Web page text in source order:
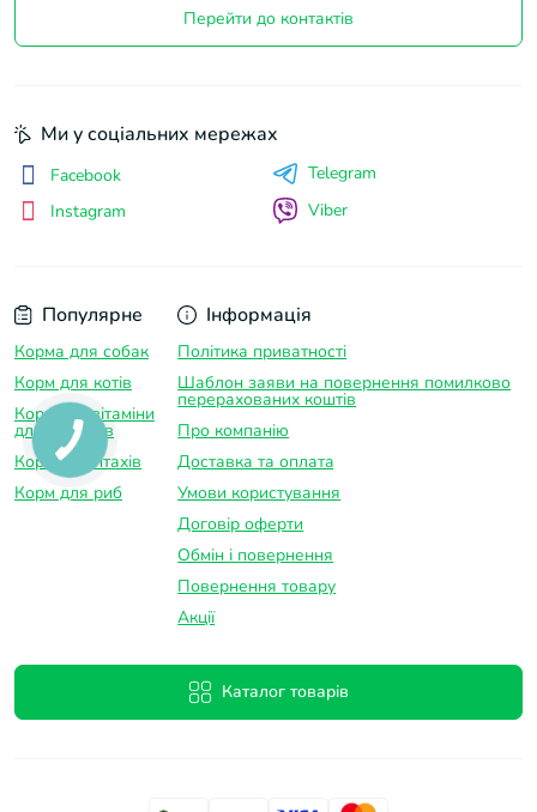
Перейти до контактів
Популярне
Корма для собак
Корм для котів
Корма та вітаміни
для гризунів
Корм для птахів
Корм для риб
Інформація
Політика приватності
Шаблон заяви на повернення помилково
перерахованих коштів
Про компанію
Доставка та оплатa
Умови користування
Договір оферти
Обмін і повернення
Повернення товару
Акції
Каталог товарів
Ми у соціальних мережах
Facebook
Instagram
Telegram
Viber